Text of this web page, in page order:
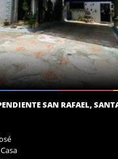
SAN RAFAEL,
Casa